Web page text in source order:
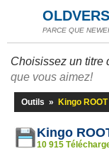
PARCE QUE
Choisissez un titre
que vous aimez!
Outils » Kingo ROOT
Kingo
10 915